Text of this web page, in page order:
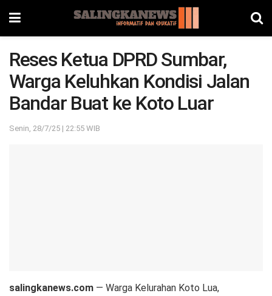
Reses Ketua DPRD Sumbar,
Warga Keluhkan Kondisi Jalan
Bandar Buat ke Koto Luar
Senin, 28/7/25 | 22:55 WIB
salingkanews.com — Warga Kelurahan Koto Lua,